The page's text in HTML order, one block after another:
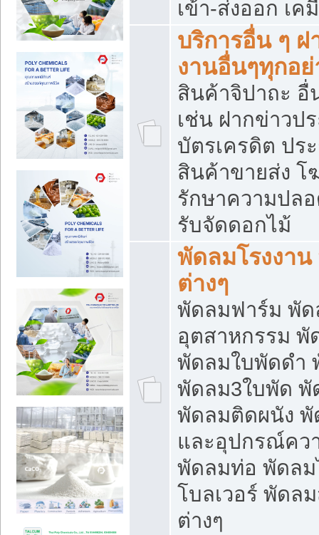
เข้า-ส่งออก เ
บริการอื่น ๆ
งานอื่นๆทุกอ
สินค้าจิปาถะ อื่
เช่น ฝากข่าวป
บัตรเครดิต ปร
สินค้าขายส่ง
รักษาความปล
รับจัดดอกไม้
พัดลมโรงงา
ต่างๆ
พัดลมฟาร์ม พัด
อุตสาหกรรม
พัดลมใบพัดดำ
พัดลม3ใบพัด พั
พัดลมติดผนัง
และอุปกรณ์คว
พัดลมท่อ พัดลม
โบลเวอร์ พัดล
ต่างๆ